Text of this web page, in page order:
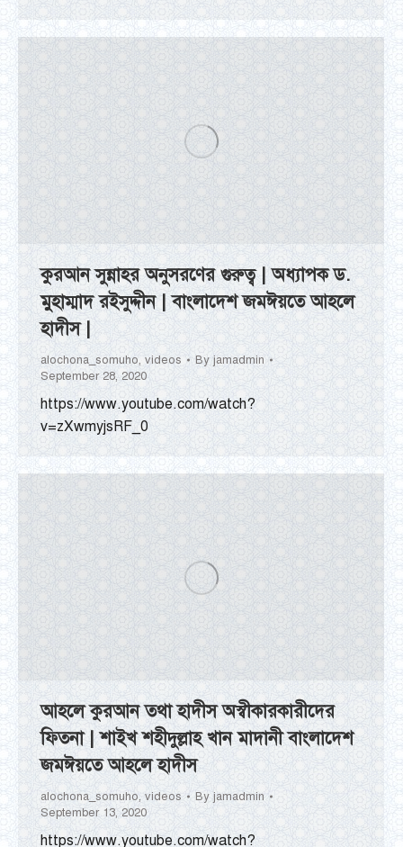
কুরআন সুন্নাহর অনুসরণের গুরুত্ব | অধ্যাপক ড.
মুহাম্মাদ রইসুদ্দীন | বাংলাদেশ জমঈয়তে আহলে
হাদীস |
alochona_somuho, videos By jamadmin
September 28, 2020
https://www.youtube.com/watch?
v=zXwmyjsRF_0
আহলে কুরআন তথা হাদীস অস্বীকারকারীদের
ফিতনা | শাইখ শহীদুল্লাহ খান মাদানী বাংলাদেশ
জমঈয়তে আহলে হাদীস
alochona_somuho, videos By jamadmin
September 13, 2020
https://www.youtube.com/watch?